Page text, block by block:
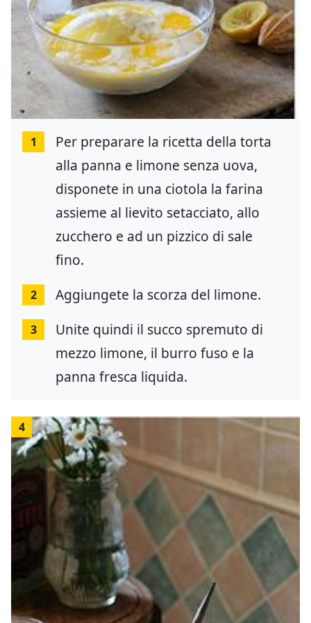
1
Per preparare la ricetta della torta
alla panna e limone senza uova,
disponete in una ciotola la farina
assieme al lievito setacciato, allo
zucchero e ad un pizzico di sale
fino.
2 Aggiungete la scorza del limone.
3
Unite quindi il succo spremuto di
mezzo limone, il burro fuso e la
panna fresca liquida.
4